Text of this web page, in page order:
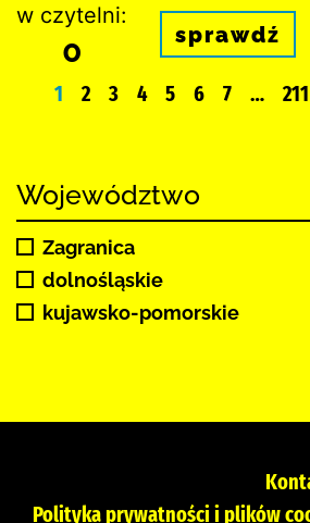
w czytelni:
0 sprawdź
1 2 3 4 5 6 7 … 211
Województwo
Zagranica
dolnośląskie
kujawsko-pomorskie
Polityka prywatności i plików